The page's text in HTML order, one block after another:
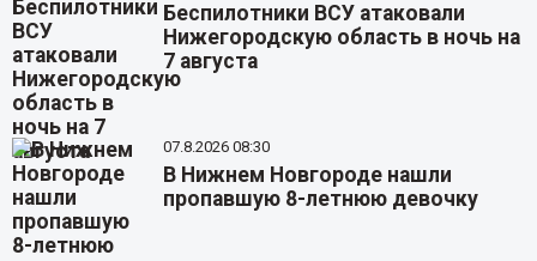
Беспилотники ВСУ атаковали
Нижегородскую область в ночь на
7 августа
07.8.2026 08:30
В Нижнем Новгороде нашли
пропавшую 8-летнюю девочку